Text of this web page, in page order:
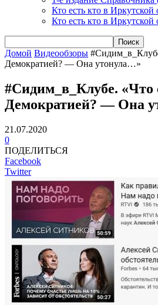
Кто есть кто в
Кто есть кто в
Домой Видеообзоры
Демократией? — Она утонула…»
#Сидим_в_Клубе. «Что
Демократией? — Она
21.07.2020
0
ПОДЕЛИТЬСЯ
Facebook
Twitter